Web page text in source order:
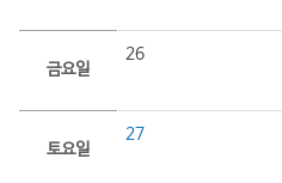
금요일
26
토요일
27